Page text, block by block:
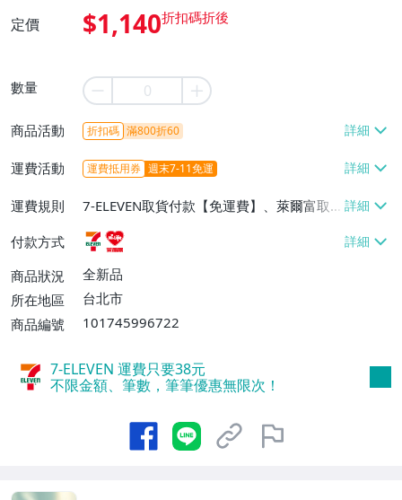
定價 $1,140
數量
商品活動 折扣碼 滿800折60
運費活動 運費抵用券 週末7-11免運
運費規則
7-ELEVEN取貨付款【免運費】、萊爾富取
貨付款【免運費】
付款方式
商品狀況
全新品
所在地區
台北市
商品編號
101745996722
7-ELEVEN 運費只要38元
不限金額、筆數，筆筆優惠無限次！